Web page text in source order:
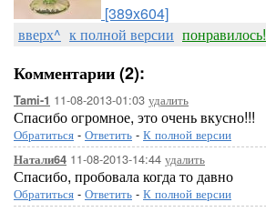
[389x604]
вверх^ к полной версии понравилось!
Комментарии (2):
Tami-1 11-08-2013-01:03 удалить
Спасибо огромное, это очень вкусно!!!
Обратиться - Ответить - К полной версии
Натали64 11-08-2013-14:44 удалить
Спасибо, пробовала когда то давно
Обратиться - Ответить - К полной версии